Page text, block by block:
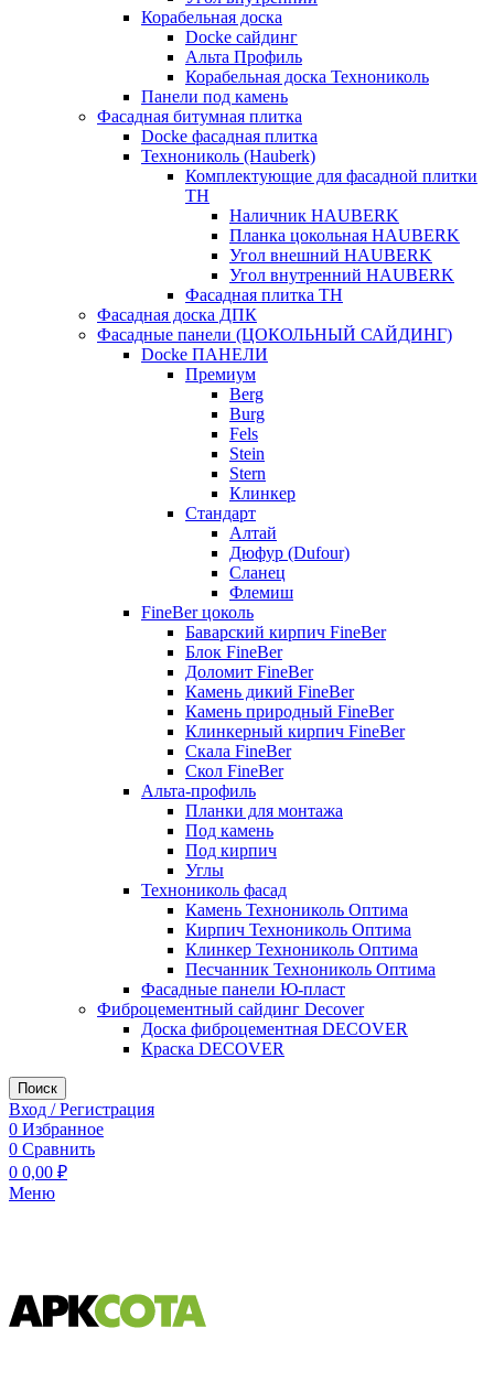
Корабельная доска
Docke сайдинг
Альта Профиль
Корабельная доска Технониколь
Панели под камень
Фасадная битумная плитка
Docke фасадная плитка
Технониколь (Hauberk)
Комплектующие для фасадной плитки
ТН
Наличник HAUBERK
Планка цокольная HAUBERK
Угол внешний HAUBERK
Угол внутренний HAUBERK
Фасадная плитка ТН
Фасадная доска ДПК
Фасадные панели (ЦОКОЛЬНЫЙ САЙДИНГ)
Docke ПАНЕЛИ
Премиум
Berg
Burg
Fels
Stein
Stern
Клинкер
Стандарт
Алтай
Дюфур (Dufour)
Сланец
Флемиш
FineBer цоколь
Баварский кирпич FineBer
Блок FineBer
Доломит FineBer
Камень дикий FineBer
Камень природный FineBer
Клинкерный кирпич FineBer
Скала FineBer
Скол FineBer
Альта-профиль
Планки для монтажа
Под камень
Под кирпич
Углы
Технониколь фасад
Камень Технониколь Оптима
Кирпич Технониколь Оптима
Клинкер Технониколь Оптима
Песчанник Технониколь Оптима
Фасадные панели Ю-пласт
Фиброцементный сайдинг Decover
Доска фиброцементная DECOVER
Краска DECOVER
Поиск
Вход / Регистрация
0 Избранное
0 Сравнить
0 0,00 ₽
Меню